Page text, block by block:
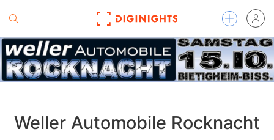
Weller Automobile Rocknacht